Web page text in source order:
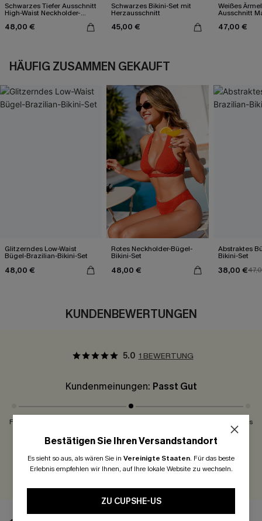
Schwarzes Tiefer Ausschnitt
High-Waist Neckholder-
Bikini-Set
48,00 €
Schwarzes Bikini-Set mit
Herzausschnitt
45,00 €
Weißes
Ausschnitt
47,00 €
HÄUFIG ZUSAMMEN GEKAUFT
Glitzerndes Low-Waist
Bügel-Brazilian-Bikini-Set
48,00 €
Rotes Neckholder-Bügel-
Bikini-Set
48,00 €
Abstraktes
Bikini-Set
38,00 €
KUNDENBEWERTUNGEN
5.0 1 BEWERTUNG
Kundenmeinungen: Passt Gut
Fällt Klein Aus Fällt Groß Aus
300 Punkte für Ihre Bewertung!
BEWERTEN
Bestätigen Sie Ihren Versandstandort
Es sieht so aus, als wären Sie in Vereinigte Staaten. Für das beste
Erlebnis empfehlen wir Ihnen, auf Ihre lokale Website zu wechseln.
ZU CUPSHE-US